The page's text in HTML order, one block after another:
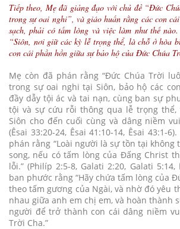
Tiếp theo, Mẹ đã giảng đạo với chủ đề “Đức
trong sự oai nghi”, và giáo huấn rằng các con
sạch, phải có tấm lòng và việc làm như thế
“Siôn, nơi giữ các kỳ lễ trọng thể, là chỗ ở hòa
con cái phần hồn giữa sự bảo hộ của Đức Chúa
Mẹ còn đã phán rằng “Đức Chúa Trời
trong sự oai nghi tại Siôn, bảo hộ các
đầy dẫy tội ác và tai nạn, cùng ban sự
tội và sự cứu rỗi thông qua lễ trọng thể,
Siôn cho đến cuối cùng và dâng niềm
(Êsai 33:20-24, Êsai 41:10-14, Êsai 43:1-
phán rằng “Loài người là sự tồn tại không
song, nếu có tấm lòng của Đấng Christ
lỗi.” (Philíp 2:5-8, Galati 2:20, Galati 5:14,
ban phước rằng “Hãy chứa tấm lòng của
theo tấm gương của Ngài, và nhờ đó yêu
nhau giữa anh em chị em, và hoàn thành
người để trở thành con cái dâng niềm
Trời Cha.”